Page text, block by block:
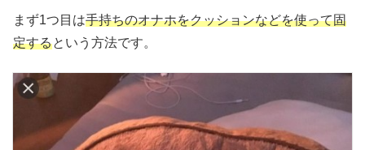
まず1つ目は手持ちのオナホをクッションなどを使って固
定するという方法です。